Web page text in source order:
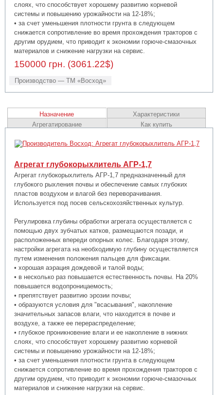
слоях, что способствует хорошему развитию корневой
системы и повышению урожайности на 12-18%;
• за счет уменьшения плотности грунта в следующем
снижается сопротивление во время прохождения тракторов с
другим орудием, что приводит к экономии горюче-смазочных
материалов и снижение нагрузки на сервис.
150000 грн. (3061.22$)
Производство — ТМ «Восход»
Назначение
Характеристики
Агрегатирование
Как купить
Агрегат глубокорыхлитель АГР-1,7
Агрегат глубокорыхлитель АГР-1,7 предназначенный для
глубокого рыхления почвы и обеспечение самых глубоких
пластов воздухом и влагой без переворачивания.
Используется под посев сельскохозяйственных культур.
Регулировка глубины обработки агрегата осуществляется с
помощью двух зубчатых катков, размещаются позади, и
расположенных впереди опорных колес. Благодаря этому,
настройки агрегата на необходимую глубину осуществляется
путем изменения положения пальцев для фиксации.
• хорошая аэрация дождевой и талой воды;
• в несколько раз повышается естественность почвы. На 20%
повышается водопроницаемость;
• препятствует развитию эрозии почвы;
• образуются условия для "всасывания", накопление
значительных запасов влаги, что находится в почве и
воздухе, а также ее перераспределение;
• глубокое проникновение влаги и ее накопление в нижних
слоях, что способствует хорошему развитию корневой
системы и повышению урожайности на 12-18%;
• за счет уменьшения плотности грунта в следующем
снижается сопротивление во время прохождения тракторов с
другим орудием, что приводит к экономии горюче-смазочных
материалов и снижение нагрузки на сервис.